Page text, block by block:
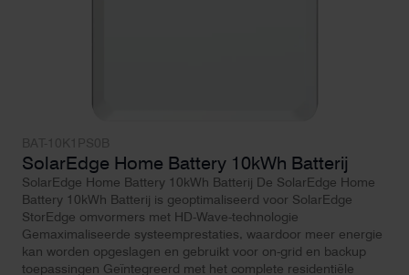
SolarEdge Home Battery 10kWh Batterij
SolarEdge Home Battery 10kWh Batterij De SolarEdge Home
Battery 10kWh Batterij is geoptimaliseerd voor SolarEdge
StorEdge omvormers met HD-Wave-technologie
Gemaximaliseerde systeemprestaties, waardoor meer energie
kan worden opgeslagen en gebruikt voor on-grid en backup
toepassingen Geïntegreerd met het complete residentiële